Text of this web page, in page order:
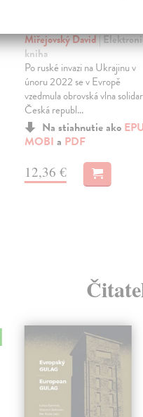
Miřejovský David|
kniha
Po ruské invazi na Ukrajinu v
únoru 2022 se v Evropě
vzedmula obrovská vlna
Česká republ...
Na stiahnutie ako
MOBI a PDF
12,36 €